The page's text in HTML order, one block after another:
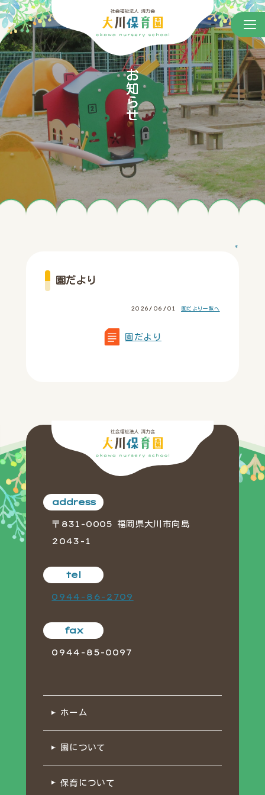
お知らせ
＊
園だより
2026/06/01 園だより一覧へ
園だより
address
〒831-0005 福岡県大川市向島
2043-1
tel
0944-86-2709
fax
0944-85-0097
ホーム
園について
保育について